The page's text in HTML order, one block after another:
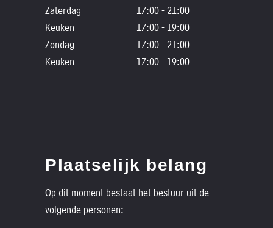
Zaterdag
17:00 - 21:00
Keuken
17:00 - 19:00
Zondag
17:00 - 21:00
Keuken
17:00 - 19:00
Plaatselijk belang
Op dit moment bestaat het bestuur uit de
volgende personen: